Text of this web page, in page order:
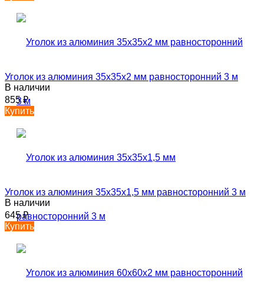
Уголок из алюминия 35х35х2 мм равносторонний 3 м
В наличии
855₽
Купить
Уголок из алюминия 35х35х1,5 мм равносторонний 3 м
В наличии
645₽
Купить